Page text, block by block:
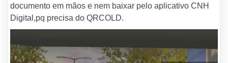
documento em mãos e nem baixar pelo aplicativo CNH
Digital,pq precisa do QRCOLD.